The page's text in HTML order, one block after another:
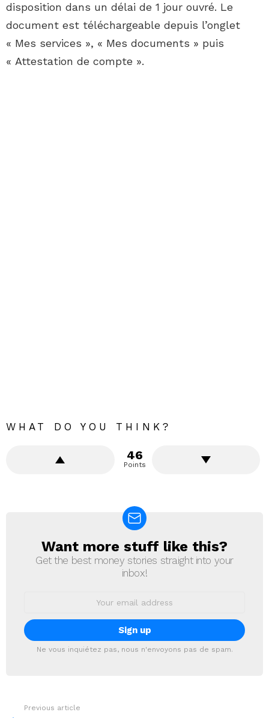
disposition dans un délai de 1 jour ouvré. Le
document est téléchargeable depuis l’onglet
« Mes services », « Mes documents » puis
« Attestation de compte ».
WHAT DO YOU THINK?
46
Points
NEWSLETTER
Want more stuff like this?
Get the best money stories straight into your
inbox!
Ne vous inquiétez pas, nous n'envoyons pas de spam.
Previous article